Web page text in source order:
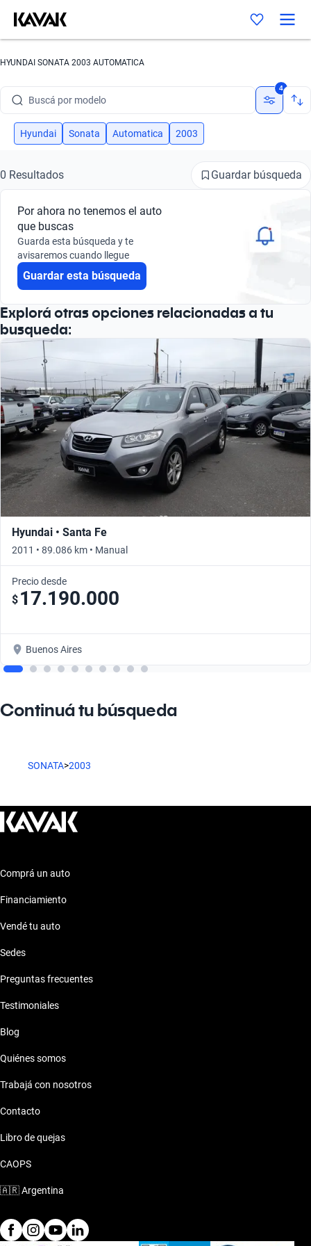
HYUNDAI SONATA 2003 AUTOMATICA
Buscá por modelo
Buscá por versión
Buscá por marca
Buscá por modelo
Buscá por versión
4
Hyundai Sonata Automatica 2003
0 Resultados Guardar búsqueda
Por ahora no tenemos el auto
que buscas
Guarda esta búsqueda y te
avisaremos cuando llegue
Guardar esta búsqueda
Explorá otras opciones relacionadas a tu
busqueda:
Hyundai • Santa Fe
2011 • 89.086 km • Manual
Precio desde
$ 17.190.000
Buenos Aires
Continuá tu búsqueda
SONATA>2003
Comprá un auto
Financiamiento
Vendé tu auto
Sedes
Preguntas frecuentes
Testimoniales
Blog
Quiénes somos
Trabajá con nosotros
Contacto
Libro de quejas
CAOPS
🇦🇷Argentina